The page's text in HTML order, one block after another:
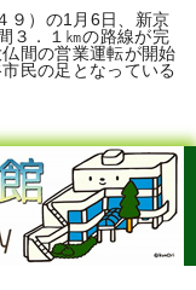
９）の1月6日、新京
３．１㎞の路線が完
間の営業運転が開始
民の足となっている